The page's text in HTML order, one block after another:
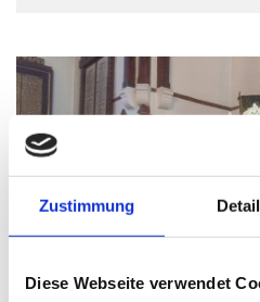
Zustimmung
Diese Webseite verwendet